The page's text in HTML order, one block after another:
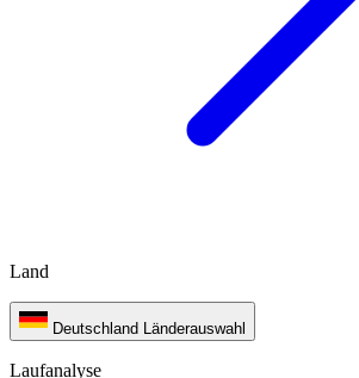
Land
Deutschland Länderauswahl
Laufanalyse